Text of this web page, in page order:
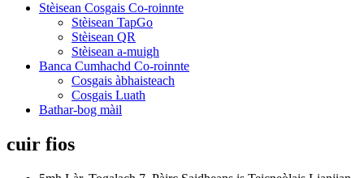
Stèisean Cosgais Co-roinnte
Stèisean TapGo
Stèisean QR
Stèisean a-muigh
Banca Cumhachd Co-roinnte
Cosgais àbhaisteach
Cosgais Luath
Bathar-bog màil
cuir fios